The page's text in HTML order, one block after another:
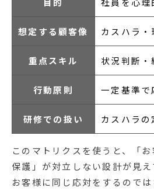
想定する顧客像 カスハラ・
重点スキル 状況判断・
行動原則 一定基準で
研修での扱い カスハラ
このマトリクスを使うと、「
保護」が対立しない設計が見え
お客様に同じ応対をするので